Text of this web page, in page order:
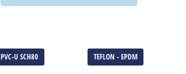
PVC-U SCH80 TEFLON - EPDM